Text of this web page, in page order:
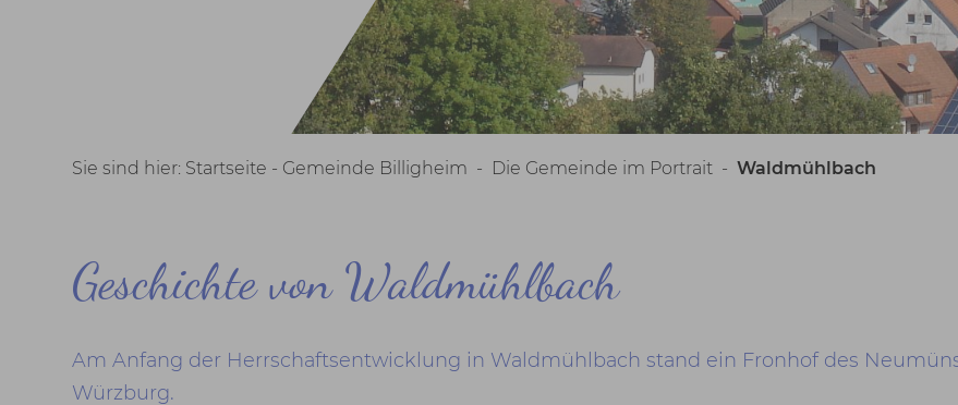
Sie sind hier: Startseite - Gemeinde Billigheim - Die Gemeinde im Portrait- Waldmühlbach
Geschichte von Waldmühlbach
Am Anfang der Herrschaftsentwicklung in Waldmühlbach stand ein Fronhof des
Würzburg.